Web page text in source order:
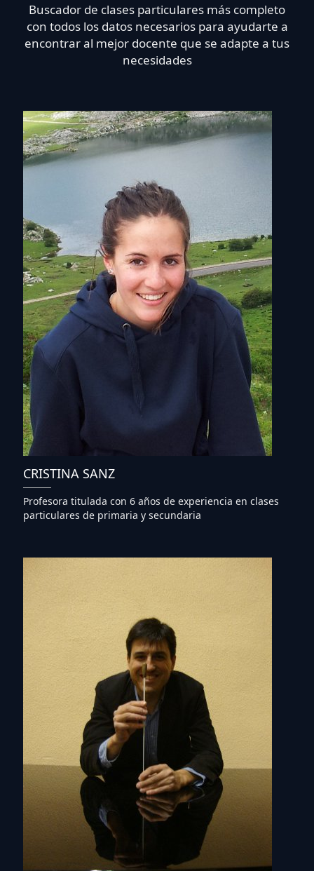
Buscador de clases particulares más completo
con todos los datos necesarios para ayudarte a
encontrar al mejor docente que se adapte a tus
necesidades
CRISTINA SANZ
Profesora titulada con 6 años de experiencia en clases
particulares de primaria y secundaria